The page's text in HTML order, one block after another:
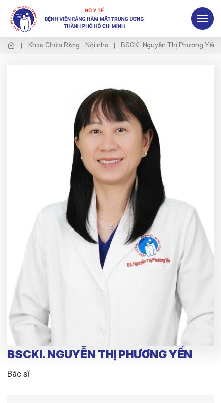
Khoa Chữa Răng - Nội nha BSCKI. Nguyễn Thị Phương Yến
BSCKI. NGUYỄN THỊ PHƯƠNG YẾN
Bác sĩ